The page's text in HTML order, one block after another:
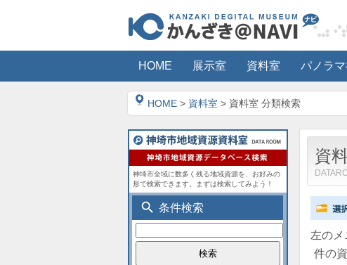
HOME 展示室 資料室 パノラ
HOME > 資料室 > 資料室 分類検索
資
左のメ
件の
神埼市全域に数多く残る地域資源を、お好みの
形で検索できます。まずは検索してみよう！
search 条件検索